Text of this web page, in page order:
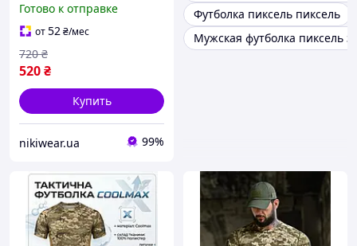
cooltouch, Военная
пиксельная футболка
pixel дышащая тр6930
nikiwe
Готово к отправке
от52₴/мес
520₴
720 ₴
Купить
nikiwear.ua 99%
Футболка пиксель пиксель
Мужская футболка пиксель